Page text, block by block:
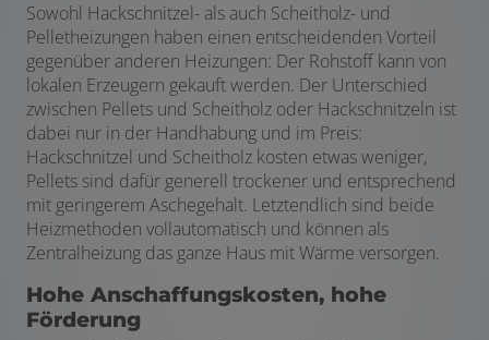
Sowohl Hackschnitzel- als auch Scheitholz- und
Pelletheizungen haben einen entscheidenden Vorteil
gegenüber anderen Heizungen: Der Rohstoff kann von
lokalen Erzeugern gekauft werden. Der Unterschied
zwischen Pellets und Scheitholz oder Hackschnitzeln ist
dabei nur in der Handhabung und im Preis:
Hackschnitzel und Scheitholz kosten etwas weniger,
Pellets sind dafür generell trockener und entsprechend
mit geringerem Aschegehalt. Letztendlich sind beide
Heizmethoden vollautomatisch und können als
Zentralheizung das ganze Haus mit Wärme versorgen.
Hohe Anschaffungskosten, hohe
Förderung